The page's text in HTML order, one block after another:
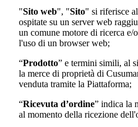
"Sito web", "Sito" si riferisce
ospitate su un server web
un comune motore di ricerca e/
l'uso di un browser web;
“Prodotto” e termini simili, al
la merce di proprietà di
venduta tramite la Piattaforma;
“Ricevuta d’ordine” indica la
al momento della ricezione